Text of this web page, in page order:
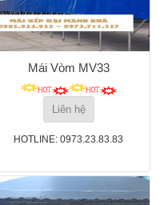
Mái Vòm MV33
Liên hệ
HOTLINE: 0973.23.83.83